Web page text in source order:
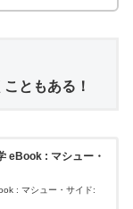
ともある！
eBook : マシュー・
: マシュー・サイド: